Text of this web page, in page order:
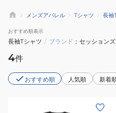
メンズアパレル Tシャツ 長袖
おすすめ順表示
長袖Tシャツ / ブランド セッションズ
4件
おすすめ順 人気順 新着